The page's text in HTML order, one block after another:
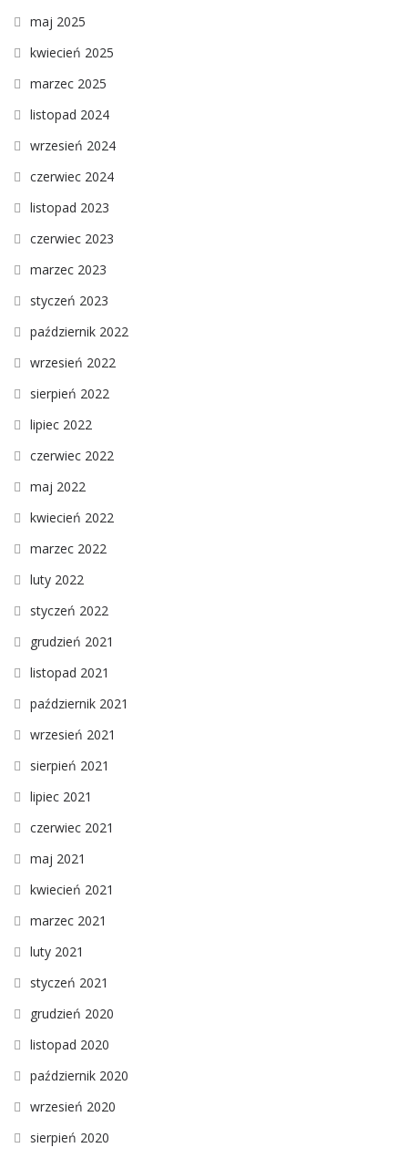
maj 2025
kwiecień 2025
marzec 2025
listopad 2024
wrzesień 2024
czerwiec 2024
listopad 2023
czerwiec 2023
marzec 2023
styczeń 2023
październik 2022
wrzesień 2022
sierpień 2022
lipiec 2022
czerwiec 2022
maj 2022
kwiecień 2022
marzec 2022
luty 2022
styczeń 2022
grudzień 2021
listopad 2021
październik 2021
wrzesień 2021
sierpień 2021
lipiec 2021
czerwiec 2021
maj 2021
kwiecień 2021
marzec 2021
luty 2021
styczeń 2021
grudzień 2020
listopad 2020
październik 2020
wrzesień 2020
sierpień 2020